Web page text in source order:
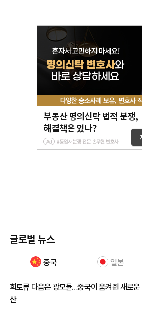
글로벌 뉴스
중국 일본
희토류 다음은 광모듈…중국이 움켜쥔 새로운
산